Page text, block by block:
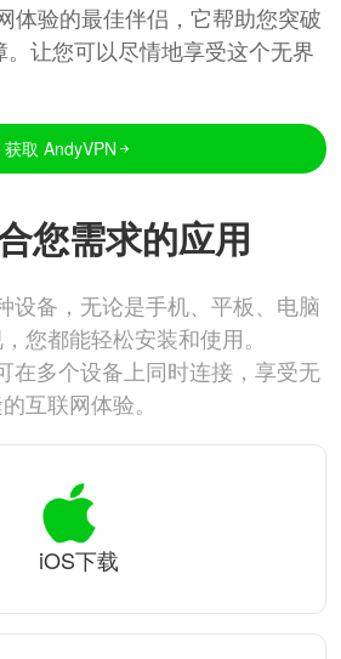
体验的最佳伴侣，它帮助您突破
让您可以尽情地享受这个无界
获取 AndyVPN
您需求的应用
设备，无论是手机、平板、电脑
您都能轻松安装和使用。
在多个设备上同时连接，享受无
互联网体验。
iOS下载